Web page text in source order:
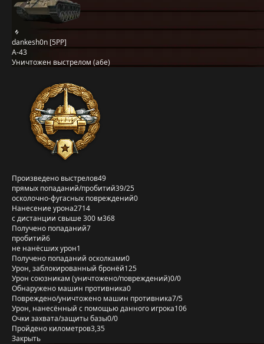
dankesh0n [5PP]
А-43
Уничтожен выстрелом (a6e)
Произведено выстрелов49
прямых попаданий/пробитий39/25
осколочно-фугасных повреждений0
Нанесение урона2714
с дистанции свыше 300 м368
Получено попаданий7
пробитий6
не нанёсших урон1
Получено попаданий осколками0
Урон, заблокированный бронёй125
Урон союзникам (уничтожено/повреждений)0/0
Обнаружено машин противника0
Повреждено/уничтожено машин противника7/5
Урон, нанесённый с помощью данного игрока106
Очки захвата/защиты базы0/0
Пройдено километров3,35
Закрыть